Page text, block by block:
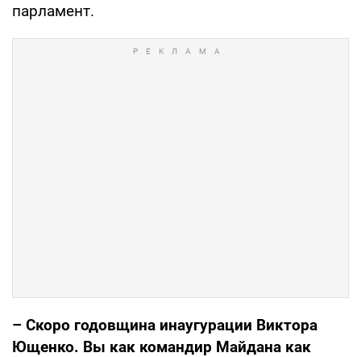
парламент.
– Скоро годовщина инаугурации Виктора
Ющенко. Вы как командир Майдана как